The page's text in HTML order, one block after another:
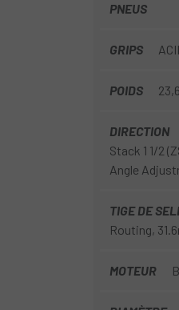
PNEUS
GRIPS
POIDS
DIRECTION
Stack 1 1/2
Angle
TIGE DE
Routing,
MOTEUR